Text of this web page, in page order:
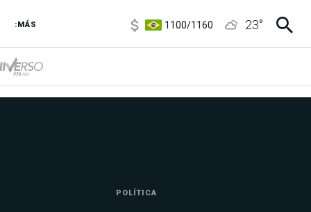
:MÁS
1100/1160 23°
POLÍTICA